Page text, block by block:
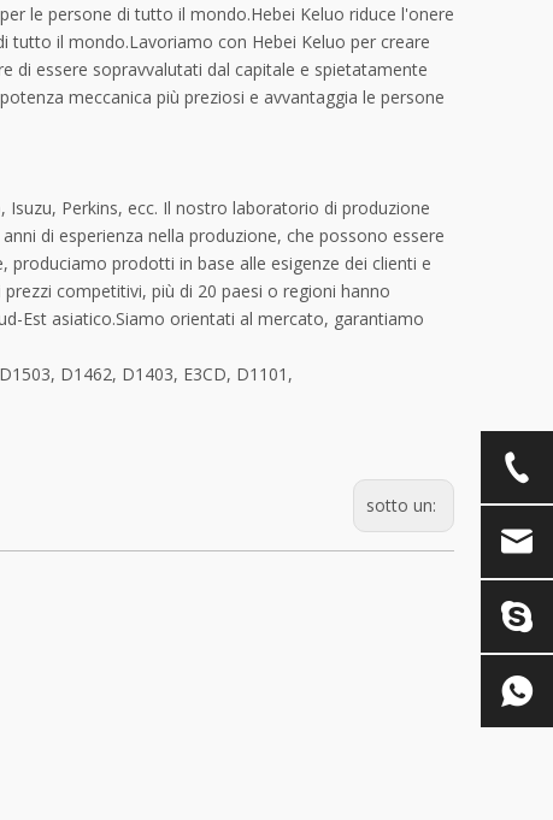
le persone di tutto il mondo.Hebei Keluo riduce l'onere
tutto il mondo.Lavoriamo con Hebei Keluo per creare
di essere sopravvalutati dal capitale e spietatamente
meccanica più preziosi e avvantaggia le persone
Perkins, ecc. Il nostro laboratorio di produzione
di esperienza nella produzione, che possono essere
prodotti in base alle esigenze dei clienti e
competitivi, più di 20 paesi o regioni hanno
Est asiatico.Siamo orientati al mercato, garantiamo
D1462, D1403, E3CD, D1101,
sotto un: